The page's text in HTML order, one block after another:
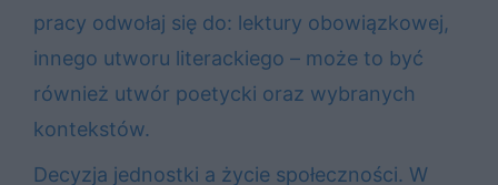
pracy odwołaj się do: lektury obowiązkowej,
innego utworu literackiego – może to być
również utwór poetycki oraz wybranych
kontekstów.
Decyzja jednostki a życie społeczności. W